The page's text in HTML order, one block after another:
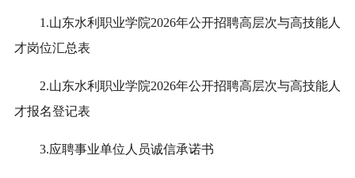
1.山东水利职业学院2026年公开招聘高层次与高技能人
才岗位汇总表
2.山东水利职业学院2026年公开招聘高层次与高技能人
才报名登记表
3.应聘事业单位人员诚信承诺书